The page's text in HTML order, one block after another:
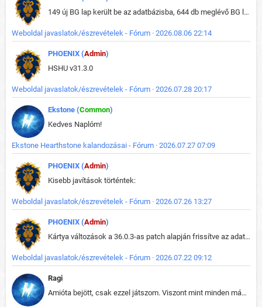
149 új BG lap került be az adatbázisba, 644 db meglévő BG lap módosult, bekerültek az új képek a megváltozott lapokhoz is.
Weboldal javaslatok/észrevételek - Fórum · 2026.08.06 22:14
PHOENIX (Admin)
HSHU v31.3.0
Weboldal javaslatok/észrevételek - Fórum · 2026.07.28 20:17
Ekstone (Common)
Kedves Naplóm!
Ekstone Hearthstone kalandozásai - Fórum · 2026.07.27 07:09
PHOENIX (Admin)
Kisebb javítások történtek:
Weboldal javaslatok/észrevételek - Fórum · 2026.07.26 13:27
PHOENIX (Admin)
Kártya változások a 36.0.3-as patch alapján frissítve az adatbázisban (képek is cserélve).
Weboldal javaslatok/észrevételek - Fórum · 2026.07.22 09:12
Ragi
Amióta bejött, csak ezzel játszom. Viszont mint minden más - akár az alapjáték is, ez is baromira összetett lett. Néha már pár kör után is esélytelen az egész. Vagy irreállisan túltápol valaki, vagy lelép a partner, vagy csak hülye mint a segg. És amikor eljönne az én időm, na akkor jön el mindenki másé is. Engem jobban érdekelne, hogy ki milyen ratingen szokott játszani. Na ez lenne egy érdekes adat.